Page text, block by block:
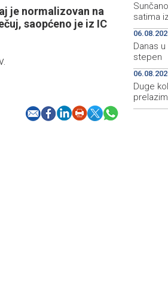
je normalizovan na
saopćeno je iz IC
satima
Danas
stepen
Duge